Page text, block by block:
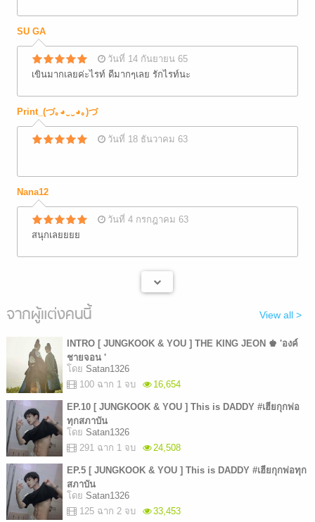
SU GA
วันที่ 14 กันยายน 65
เขินมากเลยค่ะไรท์ ดีมากๆเลย รักไรท์นะ
Print_(づ｡◕‿‿◕｡)づ
วันที่ 18 ธันวาคม 63
Nana12
วันที่ 4 กรกฎาคม 63
สนุกเลยยยย
จากผู้แต่งคนนี้ View all >
INTRO [ JUNGKOOK & YOU ] THE KING JEON ♚ 'องค์
ชายจอน '
โดย Satan1326
100 ฉาก 1 จบ
16,654
EP.10 [ JUNGKOOK & YOU ] This is DADDY #เฮียกุกพ่อ
ทุกสภาบัน
โดย Satan1326
291 ฉาก 1 จบ
24,508
EP.5 [ JUNGKOOK & YOU ] This is DADDY #เฮียกุกพ่อทุก
สภาบัน
โดย Satan1326
125 ฉาก 2 จบ
33,453